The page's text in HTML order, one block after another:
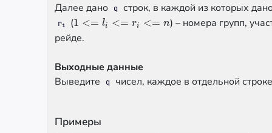
Далее дано
q строк, в каждой из которых
ri (1 <= li <= ri <= n
1 <=li<= ri<=n
) – номера групп,
рейде.
Выходные данные
Выведите
q чисел, каждое в отдельной
Примеры